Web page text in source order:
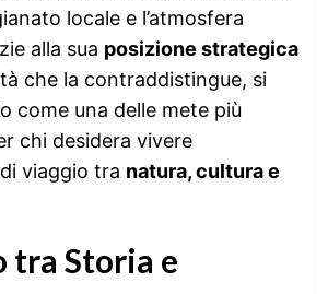
locale e l’atmosfera
alla sua posizione strategica
che la contraddistingue, si
come una delle mete più
chi desidera vivere
viaggio tra natura, cultura e
tra Storia e